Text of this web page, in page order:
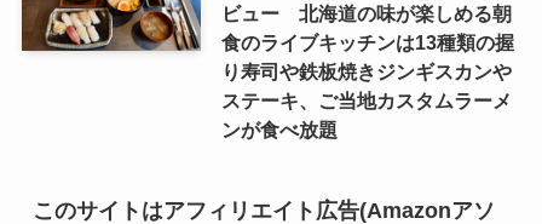
ビュー 北海道の味が楽しめる朝
食のライブキッチンは13種類の握
り寿司や鉄板焼きジンギスカンや
ステーキ、ご当地カスタムラーメ
ンが食べ放題
このサイトはアフィリエイト広告(Amazonアソ